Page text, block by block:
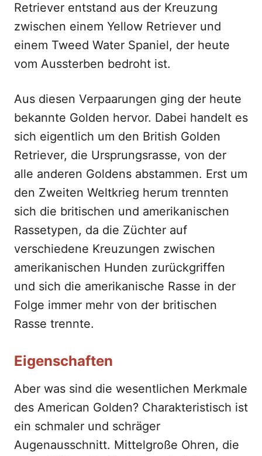
Retriever entstand aus der Kreuzung
zwischen einem Yellow Retriever und
einem Tweed Water Spaniel, der heute
vom Aussterben bedroht ist.
Aus diesen Verpaarungen ging der heute
bekannte Golden hervor. Dabei handelt es
sich eigentlich um den British Golden
Retriever, die Ursprungsrasse, von der
alle anderen Goldens abstammen. Erst um
den Zweiten Weltkrieg herum trennten
sich die britischen und amerikanischen
Rassetypen, da die Züchter auf
verschiedene Kreuzungen zwischen
amerikanischen Hunden zurückgriffen
und sich die amerikanische Rasse in der
Folge immer mehr von der britischen
Rasse trennte.
Eigenschaften
Aber was sind die wesentlichen Merkmale
des American Golden? Charakteristisch ist
ein schmaler und schräger
Augenausschnitt. Mittelgroße Ohren, die